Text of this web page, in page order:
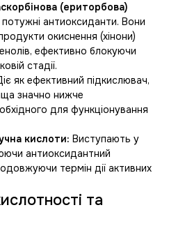
(ериторбова)
антиоксиданти. Вони
окиснення (хінони)
ефективно блокуючи
стадії.
як ефективний підкислювач,
значно нижче
для функціонування
кислоти: Виступають у
антиоксидантний
термін дії активних
та